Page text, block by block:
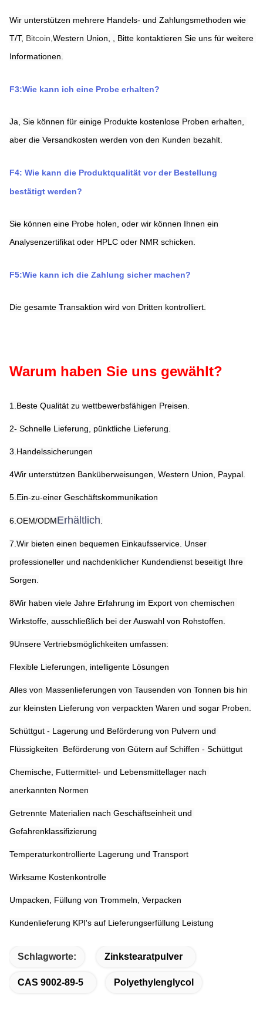
Wir unterstützen mehrere Handels- und Zahlungsmethoden wie
T/T, Bitcoin, Western Union,
Bitte kontaktieren Sie uns für weitere
Informationen.
F3:Wie kann ich eine Probe erhalten?
Ja, Sie können für einige Produkte kostenlose Proben erhalten,
aber die Versandkosten werden von den Kunden bezahlt.
F4: Wie kann die Produktqualität vor der Bestellung
bestätigt werden?
Sie können eine Probe holen, oder wir können Ihnen ein
Analysenzertifikat oder HPLC oder NMR schicken.
F5:Wie kann ich die Zahlung sicher machen?
Die gesamte Transaktion wird von Dritten kontrolliert.
Warum haben Sie uns gewählt?
1.Beste Qualität zu wettbewerbsfähigen Preisen.
2- Schnelle Lieferung, pünktliche Lieferung.
3.Handelssicherungen
4Wir unterstützen Banküberweisungen, Western Union, Paypal.
5.Ein-zu-einer Geschäftskommunikation
6.OEM/ODMErhältlich
7.Wir bieten einen bequemen Einkaufsservice. Unser
professioneller und nachdenklicher Kundendienst beseitigt Ihre
Sorgen.
8Wir haben viele Jahre Erfahrung im Export von chemischen
Wirkstoffe, ausschließlich bei der Auswahl von Rohstoffen.
9Unsere Vertriebsmöglichkeiten umfassen:
Flexible Lieferungen, intelligente Lösungen
Alles von Massenlieferungen von Tausenden von Tonnen bis hin
zur kleinsten Lieferung von verpackten Waren und sogar Proben.
Schüttgut - Lagerung und Beförderung von Pulvern und
Flüssigkeiten ️ Beförderung von Gütern auf Schiffen - Schüttgut
Chemische, Futtermittel- und Lebensmittellager nach
anerkannten Normen
Getrennte Materialien nach Geschäftseinheit und
Gefahrenklassifizierung
Temperaturkontrollierte Lagerung und Transport
Wirksame Kostenkontrolle
Umpacken, Füllung von Trommeln, Verpacken
Kundenlieferung KPI's auf Lieferungserfüllung Leistung
Schlagworte: Zinkstearatpulver
CAS 9002-89-5 Polyethylenglycol